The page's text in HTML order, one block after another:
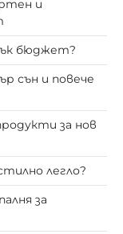
и
бюджет?
сън и повече
за нов
легло?
за